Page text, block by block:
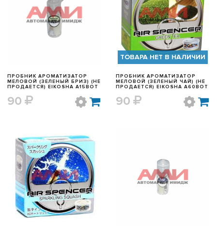
БЫСТРЫЙ ПРОСМОТР
ПРОБНИК АРОМАТИЗАТОР
МЕЛОВОЙ (ЗЕЛЕНЫЙ БРИЗ) (НЕ
ПРОДАЕТСЯ) EIKOSHA A15BOT
90
БЫСТРЫЙ ПРОСМОТР
ТОВАРА НЕТ В НАЛИЧИИ
ПРОБНИК АРОМАТИЗАТОР
МЕЛОВОЙ (ЗЕЛЕНЫЙ ЧАЙ) (НЕ
ПРОДАЕТСЯ) EIKOSHA A60BOT
90
БЫСТРЫЙ ПРОСМОТР БЫСТРЫЙ ПРОСМОТР